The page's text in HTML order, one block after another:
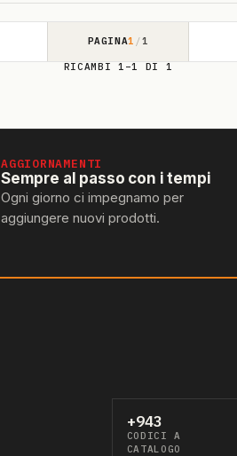
PAGINA1 /1
RICAMBI 1–1 DI 1
AGGIORNAMENTI
Sempre al passo con i tempi
Ogni giorno ci impegnamo per
aggiungere nuovi prodotti.
+943
CODICI A
CATALOGO